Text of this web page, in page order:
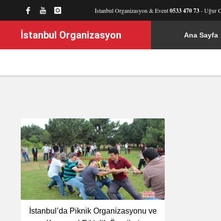
İstanbul Organizasyon & Event0533 470 73- Uğur
İstanbul Organizasyon Ana Sayfa
İstanbul’da Piknik Organizasyonu ve